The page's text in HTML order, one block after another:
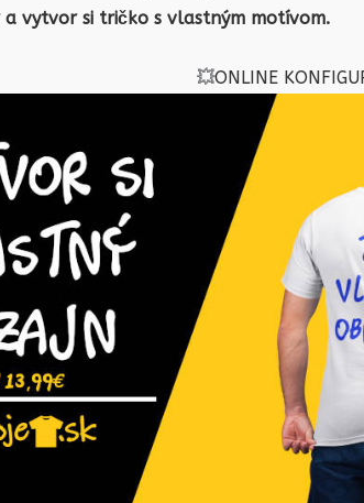
vytvor si tričko s vlastným motívom.
💥ONLINE